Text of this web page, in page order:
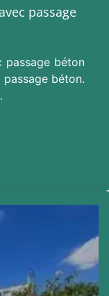
passage
passage béton
passage béton.